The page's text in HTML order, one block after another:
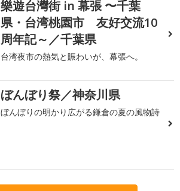
樂遊台灣街 in 幕張 〜千葉
県・台湾桃園市 友好交流10
周年記～／千葉県
台湾夜市の熱気と賑わいが、幕張へ。
ぼんぼり祭／神奈川県
ぼんぼりの明かり広がる鎌倉の夏の風物詩